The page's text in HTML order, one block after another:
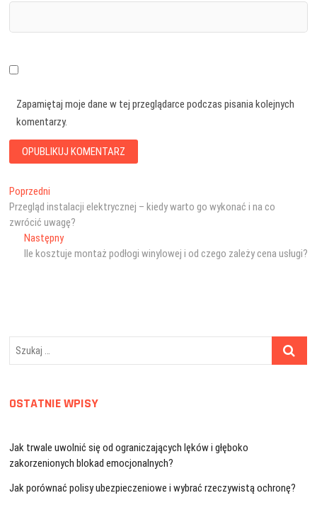
Zapamiętaj moje dane w tej przeglądarce podczas pisania kolejnych
komentarzy.
Nawigacja
wpisu
Poprzedni
wpis:
Przegląd instalacji elektrycznej – kiedy warto go wykonać i na co
zwrócić uwagę?
NastępnyNastępny
wpis:
Ile kosztuje montaż podłogi winylowej i od czego zależy cena usługi?
Szukaj
OSTATNIE WPISY
Jak trwale uwolnić się od ograniczających lęków i głęboko
zakorzenionych blokad emocjonalnych?
Jak porównać polisy ubezpieczeniowe i wybrać rzeczywistą ochronę?